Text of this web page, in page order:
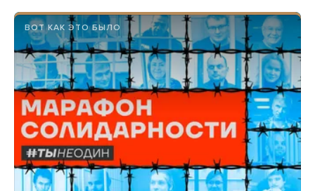
ВОТ КАК ЭТО БЫЛО